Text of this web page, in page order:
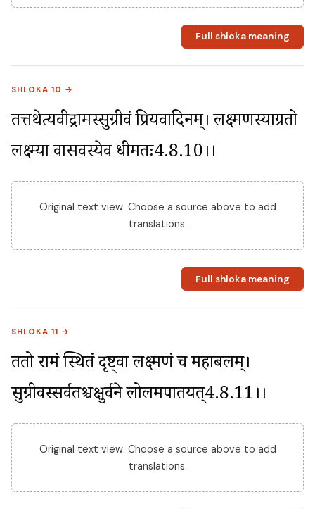
Full shloka meaning
SHLOKA 10 →
तत्तथेत्यब्रवीद्रामस्सुग्रीवं प्रियवादिनम्। लक्ष्मणस्याग्रतो
लक्ष्म्या वासवस्येव धीमतः4.8.10।।
Original text view. Choose a source above to add
translations.
Full shloka meaning
SHLOKA 11 →
ततो रामं स्थितं दृष्ट्वा लक्ष्मणं च महाबलम्।
सुग्रीवस्सर्वतश्चक्षुर्वने लोलमपातयत्4.8.11।।
Original text view. Choose a source above to add
translations.